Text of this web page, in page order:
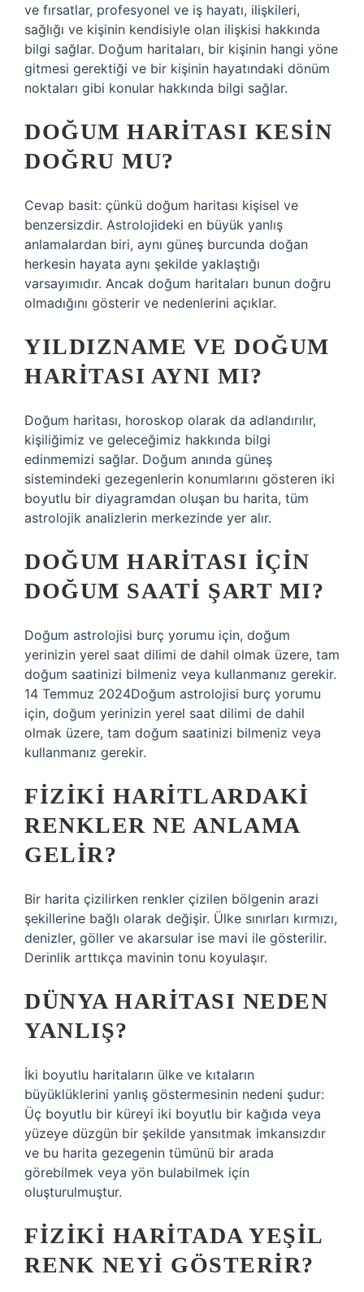
ve fırsatlar, profesyonel ve iş hayatı, ilişkileri,
sağlığı ve kişinin kendisiyle olan ilişkisi hakkında
bilgi sağlar. Doğum haritaları, bir kişinin hangi yöne
gitmesi gerektiği ve bir kişinin hayatındaki dönüm
noktaları gibi konular hakkında bilgi sağlar.
DOĞUM HARITASI KESIN
DOĞRU MU?
Cevap basit: çünkü doğum haritası kişisel ve
benzersizdir. Astrolojideki en büyük yanlış
anlamalardan biri, aynı güneş burcunda doğan
herkesin hayata aynı şekilde yaklaştığı
varsayımıdır. Ancak doğum haritaları bunun doğru
olmadığını gösterir ve nedenlerini açıklar.
YILDIZNAME VE DOĞUM
HARITASI AYNI MI?
Doğum haritası, horoskop olarak da adlandırılır,
kişiliğimiz ve geleceğimiz hakkında bilgi
edinmemizi sağlar. Doğum anında güneş
sistemindeki gezegenlerin konumlarını gösteren iki
boyutlu bir diyagramdan oluşan bu harita, tüm
astrolojik analizlerin merkezinde yer alır.
DOĞUM HARITASI IÇIN
DOĞUM SAATI ŞART MI?
Doğum astrolojisi burç yorumu için, doğum
yerinizin yerel saat dilimi de dahil olmak üzere, tam
doğum saatinizi bilmeniz veya kullanmanız gerekir.
14 Temmuz 2024Doğum astrolojisi burç yorumu
için, doğum yerinizin yerel saat dilimi de dahil
olmak üzere, tam doğum saatinizi bilmeniz veya
kullanmanız gerekir.
FIZIKI HARITLARDAKI
RENKLER NE ANLAMA
GELIR?
Bir harita çizilirken renkler çizilen bölgenin arazi
şekillerine bağlı olarak değişir. Ülke sınırları kırmızı,
denizler, göller ve akarsular ise mavi ile gösterilir.
Derinlik arttıkça mavinin tonu koyulaşır.
DÜNYA HARITASI NEDEN
YANLIŞ?
İki boyutlu haritaların ülke ve kıtaların
büyüklüklerini yanlış göstermesinin nedeni şudur:
Üç boyutlu bir küreyi iki boyutlu bir kağıda veya
yüzeye düzgün bir şekilde yansıtmak imkansızdır
ve bu harita gezegenin tümünü bir arada
görebilmek veya yön bulabilmek için
oluşturulmuştur.
FIZIKI HARITADA YEŞIL
RENK NEYI GÖSTERIR?